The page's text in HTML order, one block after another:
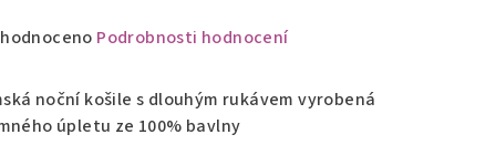
Podrobnosti hodnocení
noční košile s dlouhým rukávem vyrobená
úpletu ze 100% bavlny